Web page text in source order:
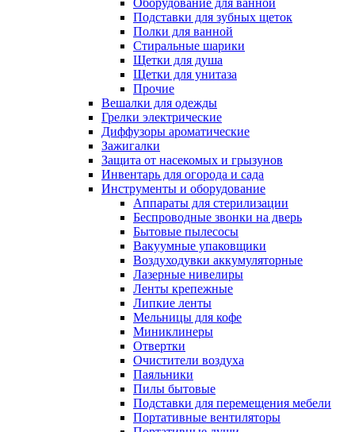
Оборудование для ванной
Подставки для зубных щеток
Полки для ванной
Стиральные шарики
Щетки для душа
Щетки для унитаза
Прочие
Вешалки для одежды
Грелки электрические
Диффузоры ароматические
Зажигалки
Защита от насекомых и грызунов
Инвентарь для огорода и сада
Инструменты и оборудование
Аппараты для стерилизации
Беспроводные звонки на дверь
Бытовые пылесосы
Вакуумные упаковщики
Воздуходувки аккумуляторные
Лазерные нивелиры
Ленты крепежные
Липкие ленты
Мельницы для кофе
Миниклинеры
Отвертки
Очистители воздуха
Паяльники
Пилы бытовые
Подставки для перемещения мебели
Портативные вентиляторы